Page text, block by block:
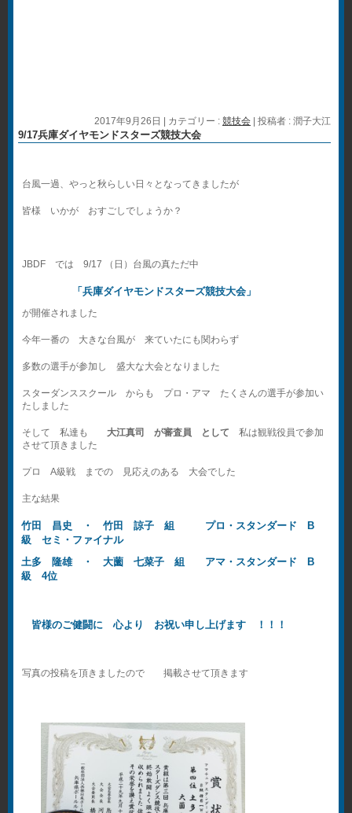
2017年9月26日 | カテゴリー : 競技会 | 投稿者 : 潤子大江
9/17兵庫ダイヤモンドスターズ競技大会
台風一過、やっと秋らしい日々となってきましたが
皆様 いかが おすごしでしょうか？
JBDF では 9/17 （日）台風の真ただ中
「兵庫ダイヤモンドスターズ競技大会」
が開催されました
今年一番の 大きな台風が 来ていたにも関わらず
多数の選手が参加し 盛大な大会となりました
スターダンススクール からも プロ・アマ たくさんの選手が参加い
たしました
そして 私達も大江真司 が審査員 として私は観戦役員で参加
させて頂きました
プロ A級戦 までの 見応えのある 大会でした
主な結果
竹田 昌史 ・ 竹田 諒子 組 プロ・スタンダード B
級 セミ・ファイナル
土多 隆雄 ・ 大薗 七菜子 組 アマ・スタンダード B
級 4位
皆様のご健闘に 心より お祝い申し上げます ！！！
写真の投稿を頂きましたので 掲載させて頂きます